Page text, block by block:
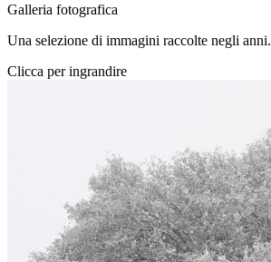
Galleria fotografica
Una selezione di immagini raccolte negli anni.
Clicca per ingrandire